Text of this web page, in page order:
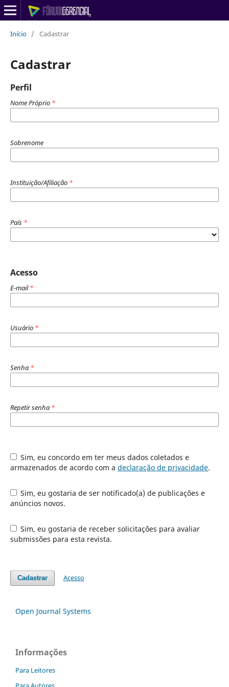
Início / Cadastrar
Cadastrar
Perfil
Nome Próprio *
Sobrenome
Instituição/Afiliação *
País *
Acesso
E-mail*
Usuário *
Senha *
Repetir senha *
Sim, eu concordo em ter meus dados coletados e
armazenados de acordo com a declaração de privacidade.
Sim, eu gostaria de ser notificado(a) de publicações e
anúncios novos.
Sim, eu gostaria de receber solicitações para avaliar
submissões para esta revista.
Cadastrar Acesso
Open Journal Systems
Informações
Para Leitores